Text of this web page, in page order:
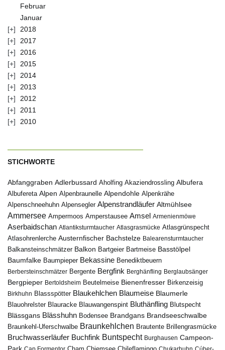
Februar
Januar
2018
2017
2016
2015
2014
2013
2012
2011
2010
STICHWORTE
Abfanggraben Adlerbussard Aholfing Akaziendrossling Albufera
Albufereta Alpen Alpenbraunelle Alpendohle Alpenkrähe
Alpenschneehuhn Alpensegler Alpenstrandläufer Altmühlsee
Ammersee Ampermoos Amperstausee Amsel Armenienmöwe
Aserbaidschan Atlantiksturmtaucher Atlasgrasmücke Atlasgrünspecht
Atlasohrenlerche Austernfischer Bachstelze Balearensturmtaucher
Balkansteinschmätzer Balkon Bartgeier Bartmeise Basstölpel
Baumfalke Baumpieper Bekassine Benediktbeuern
Berbersteinschmätzer Bergente Bergfink Berghänfling Berglaubsänger
Bergpieper Bertoldsheim Beutelmeise Bienenfresser Birkenzeisig
Birkhuhn Blassspötter Blaukehlchen Blaumeise Blaumerle
Blauohrelster Blauracke Blauwangenspint Bluthänfling Blutspecht
Blässgans Blässhuhn Bodensee Brandgans Brandseeschwalbe
Braunkehl-Uferschwalbe Braunkehlchen Brautente Brillengrasmücke
Bruchwasserläufer Buchfink Buntspecht Burghausen Campeon-